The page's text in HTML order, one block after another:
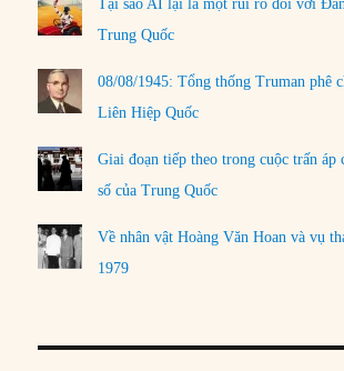
Tại sao AI lại là một rủi ro đối với
Trung Quốc
08/08/1945: Tổng thống Truman phê
Liên Hiệp Quốc
Giai đoạn tiếp theo trong cuộc trấn áp
số của Trung Quốc
Về nhân vật Hoàng Văn Hoan và vụ
1979